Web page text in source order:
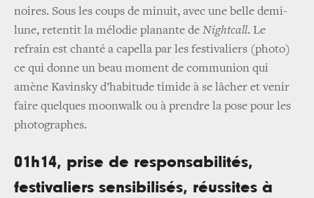
noires. Sous les coups de minuit, avec une belle demi-
lune, retentit la mélodie planante de Nightcall. Le
refrain est chanté a capella par les festivaliers (photo)
ce qui donne un beau moment de communion qui
amène Kavinsky d’habitude timide à se lâcher et venir
faire quelques moonwalk ou à prendre la pose pour les
photographes.
01h14, prise de responsabilités,
festivaliers sensibilisés, réussites à